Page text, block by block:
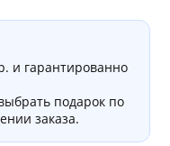
и гарантированно
подарок по
заказа.